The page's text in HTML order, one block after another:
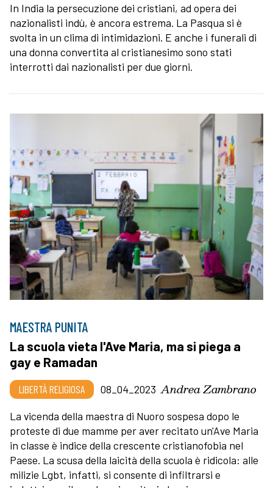
In India la persecuzione dei cristiani, ad opera dei
nazionalisti indù, è ancora estrema. La Pasqua si è
svolta in un clima di intimidazioni. E anche i funerali di
una donna convertita al cristianesimo sono stati
interrotti dai nazionalisti per due giorni.
MAESTRA PUNITA
La scuola vieta l'Ave Maria, ma si piega a
gay e Ramadan
LIBERTÀ RELIGIOSA 08_04_2023 Andrea Zambrano
La vicenda della maestra di Nuoro sospesa dopo le
proteste di due mamme per aver recitato un'Ave Maria
in classe è indice della crescente cristianofobia nel
Paese. La scusa della laicità della scuola è ridicola: alle
milizie Lgbt, infatti, si consente di infiltrarsi e